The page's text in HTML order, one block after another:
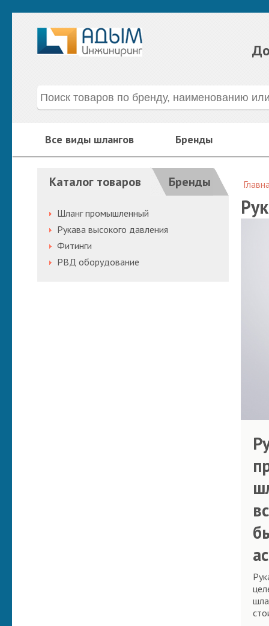
Все виды шлангов Бренды
Каталог товаров Бренды
Шланг промышленный
Рукава высокого давления
Фитинги
РВД оборудование